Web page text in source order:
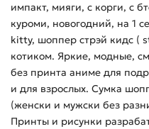
импакт, мияги, с корги, с
куроми, новогодний, на 1
kitty, шоппер стрэй кидс (
котиком. Яркие, модные,
без принта аниме для
и для взрослых. Сумка
(женски и мужски без
Принты и рисунки